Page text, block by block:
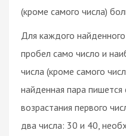
(кроме самого числа)
Для каждого
пробел само число и
числа (кроме самого
найденная пара
возрастания первого
два числа: 30 и 40,